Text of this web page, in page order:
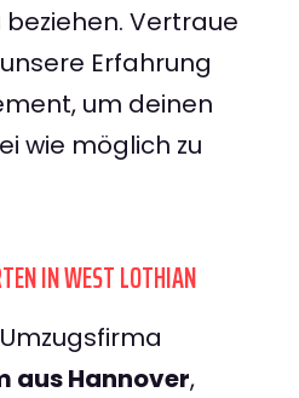
Vertraue
Erfahrung
um deinen
wie möglich zu
IN WEST LOTHIAN
aus Hannover,